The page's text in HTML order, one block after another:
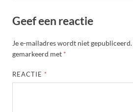
Geef een reactie
Je e-mailadres wordt niet gepubliceerd.
gemarkeerd met *
REACTIE *